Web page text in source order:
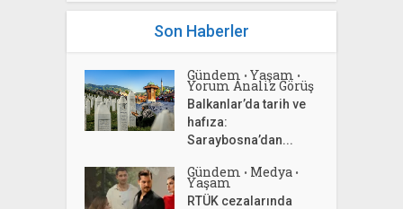
Son Haberler
Gündem • Yaşam •
Yorum Analiz Görüş
Balkanlar’da tarih ve
hafıza:
Saraybosna’dan...
Gündem • Medya •
Yaşam
RTÜK cezalarında